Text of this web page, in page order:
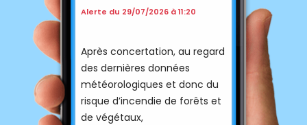
Alerte du 29/07/2026 à 11:20
Après concertation, au regard
des dernières données
météorologiques et donc du
risque d’incendie de forêts et
de végétaux,